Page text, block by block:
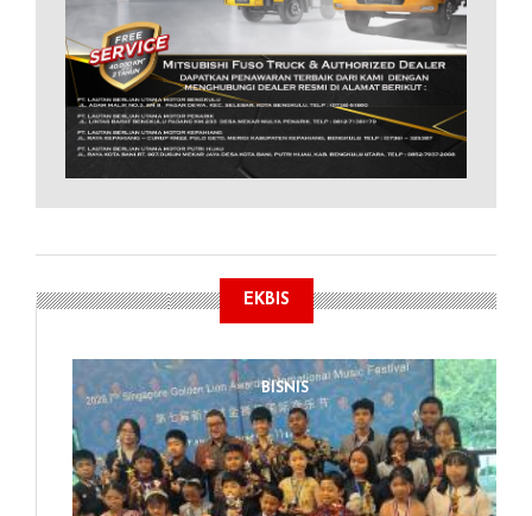
EKBIS
BISNIS